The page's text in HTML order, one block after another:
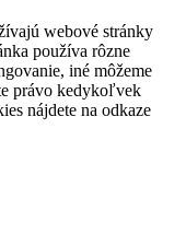
webové stránky
používa rôzne
iné môžeme
právo kedykoľvek
nájdete na odkaze